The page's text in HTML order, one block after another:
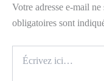
Votre adresse e-mail ne
obligatoires sont
ici…